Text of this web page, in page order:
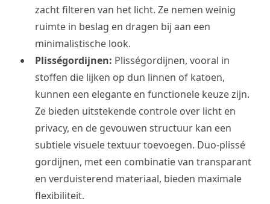
zacht filteren van het licht. Ze nemen weinig
ruimte in beslag en dragen bij aan een
minimalistische look.
Plisségordijnen: Plisségordijnen, vooral in
stoffen die lijken op dun linnen of katoen,
kunnen een elegante en functionele keuze zijn.
Ze bieden uitstekende controle over licht en
privacy, en de gevouwen structuur kan een
subtiele visuele textuur toevoegen. Duo-plissé
gordijnen, met een combinatie van transparant
en verduisterend materiaal, bieden maximale
flexibiliteit.